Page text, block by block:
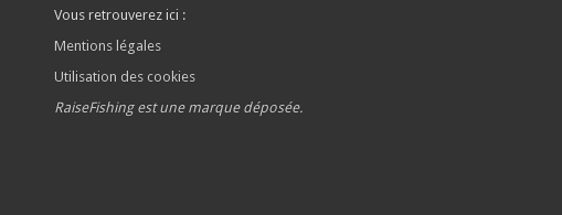
Vous retrouverez ici :
Mentions légales
Utilisation des cookies
RaiseFishing est une marque déposée.